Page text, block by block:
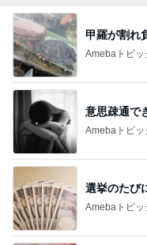
甲羅が割れ
Amebaトピッ
意思疎通で
Amebaトピッ
選挙のたび
Amebaトピッ